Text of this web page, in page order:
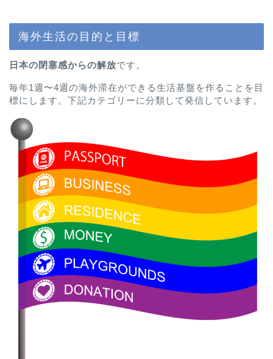
海外生活の目的と目標
日本の閉塞感からの解放です。
毎年1週〜4週の海外滞在ができる生活基盤を作ることを目
標にします。下記カテゴリーに分類して発信しています。